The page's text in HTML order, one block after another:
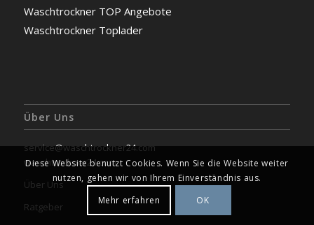
Waschtrockner TOP Angebote
Waschtrockner Toplader
Über Uns
service@waschtrockner24.com
waschtrockner24.com
Über Uns
Ratgeber
Diese Website benutzt Cookies. Wenn Sie die Website weiter
nutzen, gehen wir von Ihrem Einverständnis aus.
Mehr erfahren
OK